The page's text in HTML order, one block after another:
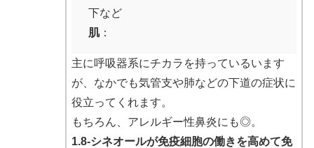
下など
肌：
主に呼吸器系にチカラを持っているいます
が、なかでも気管支や肺などの下道の症状に
役立ってくれます。
もちろん、アレルギー性鼻炎にも◎。
1.8-シネオールが免疫細胞の働きを高めて免